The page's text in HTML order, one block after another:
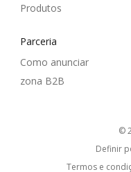
Produtos
Parceria
Como anunciar
zona B2B
©
Definir
Termos e